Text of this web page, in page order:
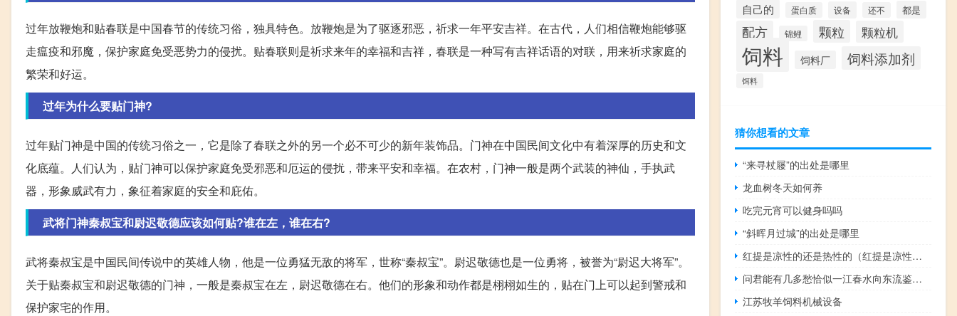
过年放鞭炮和贴春联是中国春节的传统习俗，独具特色。放鞭炮是为了驱逐邪恶，祈求一年平安吉祥。在古代，人们相信鞭炮能够驱
走瘟疫和邪魔，保护家庭免受恶势力的侵扰。贴春联则是祈求来年的幸福和吉祥，春联是一种写有吉祥话语的对联，用来祈求家庭的
繁荣和好运。
过年为什么要贴门神?
过年贴门神是中国的传统习俗之一，它是除了春联之外的另一个必不可少的新年装饰品。门神在中国民间文化中有着深厚的历史和文
化底蕴。人们认为，贴门神可以保护家庭免受邪恶和厄运的侵扰，带来平安和幸福。在农村，门神一般是两个武装的神仙，手执武
器，形象威武有力，象征着家庭的安全和庇佑。
武将门神秦叔宝和尉迟敬德应该如何贴?谁在左，谁在右?
武将秦叔宝是中国民间传说中的英雄人物，他是一位勇猛无敌的将军，世称“秦叔宝”。尉迟敬德也是一位勇将，被誉为“尉迟大将军”。
关于贴秦叔宝和尉迟敬德的门神，一般是秦叔宝在左，尉迟敬德在右。他们的形象和动作都是栩栩如生的，贴在门上可以起到警戒和
保护家宅的作用。
自己的 蛋白质 设备 还不 都是
配方 锦鲤 颗粒 颗粒机
饲料 饲料厂 饲料添加剂
饵料
猜你想看的文章
“来寻杖屦”的出处是哪里
龙血树冬天如何养
吃完元宵可以健身吗吗
“斜晖月过城”的出处是哪里
红提是凉性的还是热性的（红提是凉性还是热性）
问君能有几多愁恰似一江春水向东流鉴赏（问君能有几多愁恰似一江春水向东流赏析）
江苏牧羊饲料机械设备